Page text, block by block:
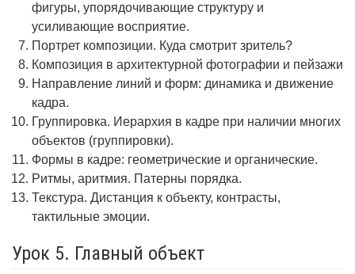
фигуры, упорядочивающие структуру и
усиливающие восприятие.
Портрет композиции. Куда смотрит зритель?
Композиция в архитектурной фотографии и пейзажи
Направление линий и форм: динамика и движение
кадра.
Группировка. Иерархия в кадре при наличии многих
объектов (группировки).
Формы в кадре: геометрические и органические.
Ритмы, аритмия. Патерны порядка.
Текстура. Дистанция к объекту, контрасты,
тактильные эмоции.
Урок 5. Главный объект